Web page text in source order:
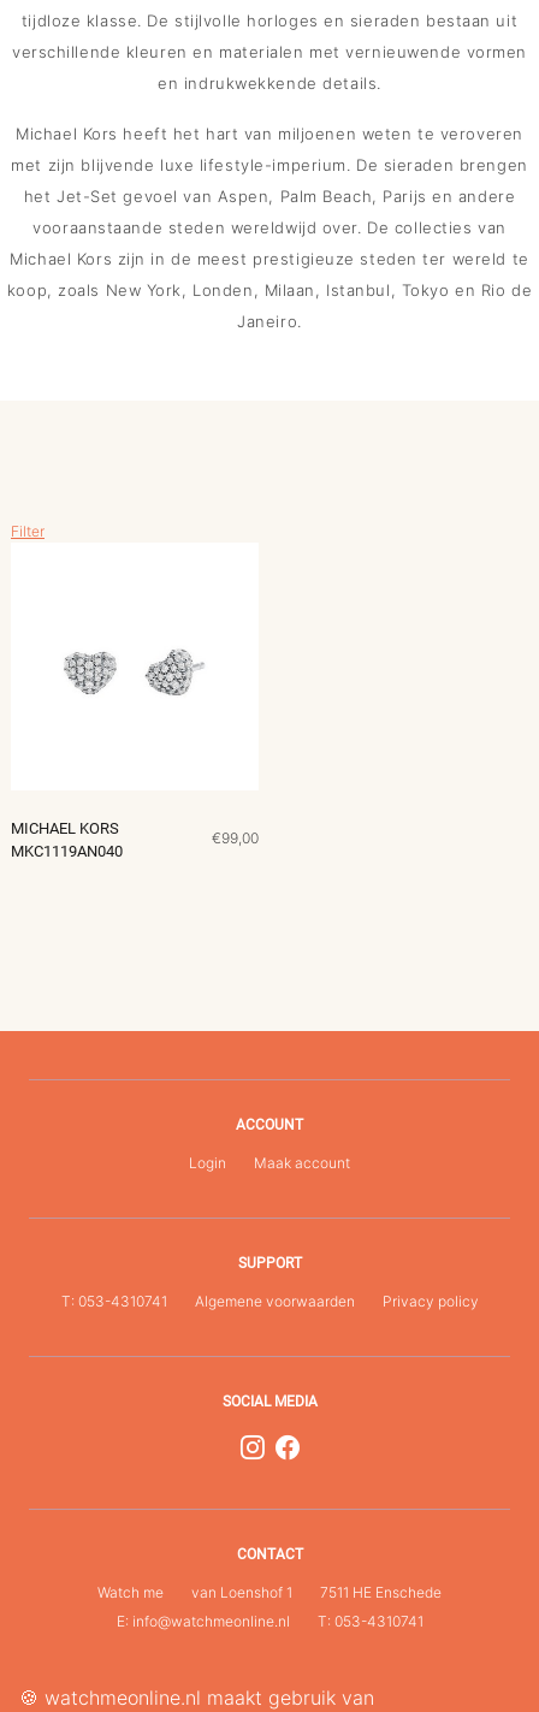
tijdloze klasse. De stijlvolle horloges en sieraden bestaan uit
verschillende kleuren en materialen met vernieuwende vormen
en indrukwekkende details.
Michael Kors heeft het hart van miljoenen weten te veroveren
met zijn blijvende luxe lifestyle-imperium. De sieraden brengen
het Jet-Set gevoel van Aspen, Palm Beach, Parijs en andere
vooraanstaande steden wereldwijd over. De collecties van
Michael Kors zijn in de meest prestigieuze steden ter wereld te
koop, zoals New York, Londen, Milaan, Istanbul, Tokyo en Rio de
Janeiro.
Filter
MICHAEL KORS
MKC1119AN040
€99,00
ACCOUNT
Login Maak account
SUPPORT
T: 053-4310741 Algemene voorwaarden Privacy policy
SOCIAL MEDIA
CONTACT
Watch me van Loenshof 1
7511 HE Enschede
E: info@watchmeonline.nl
T: 053-4310741
🍪 watchmeonline.nl maakt gebruik van